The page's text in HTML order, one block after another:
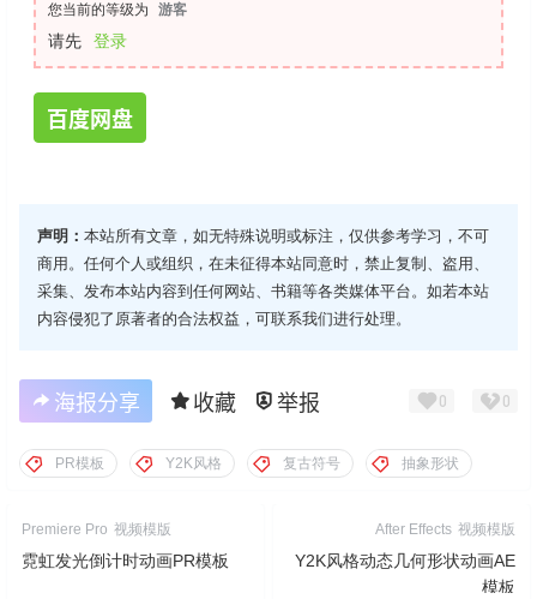
您当前的等级为 游客
请先 登录
百度网盘
声明： 本站所有文章，如无特殊说明或标注，仅供参考学习，不可
商用。任何个人或组织，在未征得本站同意时，禁止复制、盗用、
采集、发布本站内容到任何网站、书籍等各类媒体平台。如若本站
内容侵犯了原著者的合法权益，可联系我们进行处理。
海报分享 收藏 举报 0 0
PR模板 Y2K风格 复古符号 抽象形状
Premiere Pro 视频模版
霓虹发光倒计时动画PR模板
After Effects 视频模版
Y2K风格动态几何形状动画AE
模板